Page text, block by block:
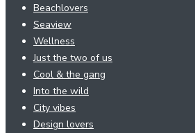
Beachlovers
Seaview
Wellness
Just the two of us
Cool & the gang
Into the wild
City vibes
Design lovers